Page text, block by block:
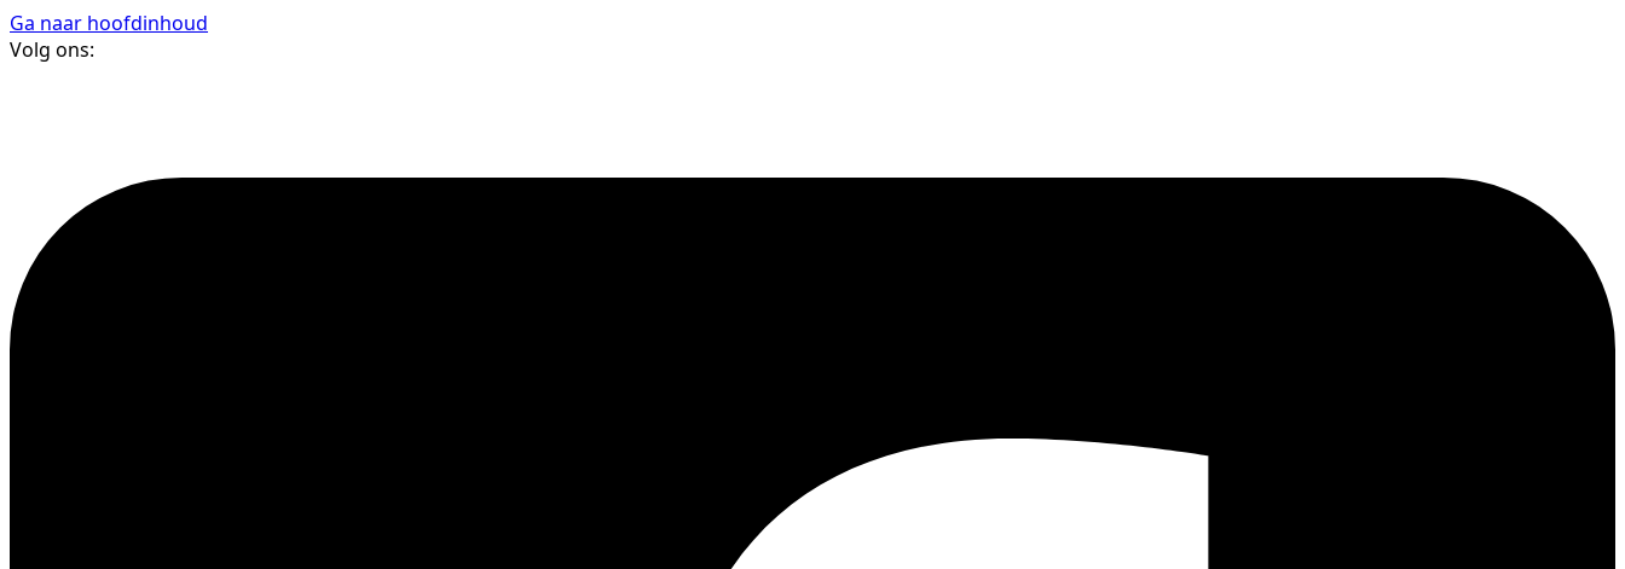
Ga naar hoofdinhoud
Volg ons: